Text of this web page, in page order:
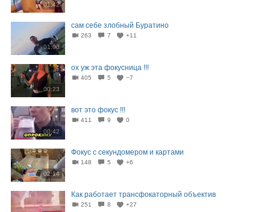
01:42
01:00
сам себе злобный Буратино
263 7 +11
00:23
ох уж эта фокусница !!!
405 5 −7
00:42
вот это фокус !!!
411 9 0
02:14
Фокус с секундомером и картами
148 5 +6
Как работает трансфокаторный объектив
251 8 +27